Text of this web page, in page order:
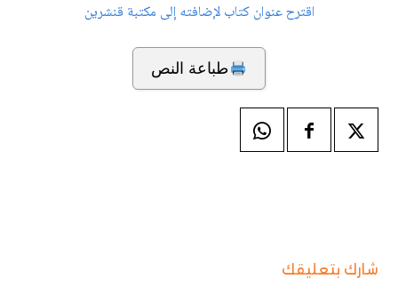
اقترح عنوان كتاب لإضافته إلى مكتبة قنشرين
طباعة النص
شارك بتعليقك